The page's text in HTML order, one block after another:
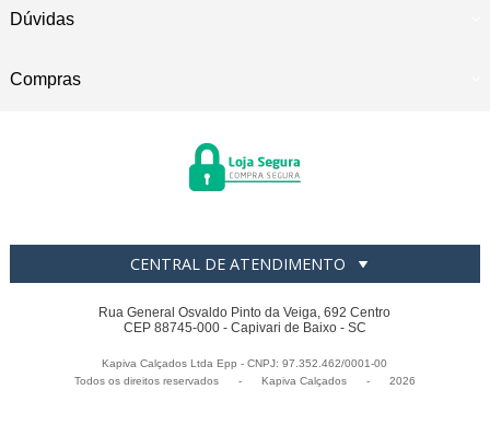
Dúvidas
Compras
CENTRAL DE ATENDIMENTO
Rua General Osvaldo Pinto da Veiga, 692 Centro
CEP 88745-000 - Capivari de Baixo - SC
Kapiva Calçados Ltda Epp - CNPJ: 97.352.462/0001-00
Todos os direitos reservados
- Kapiva Calçados - 2026